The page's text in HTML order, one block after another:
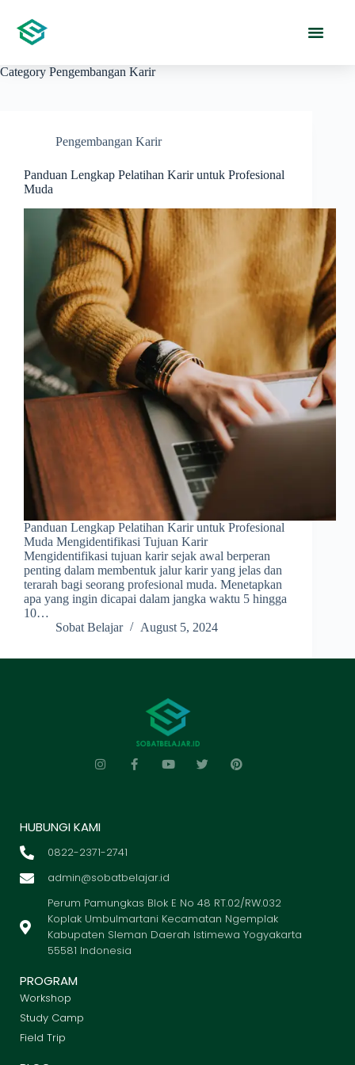
Category Pengembangan Karir
Pengembangan Karir
Panduan Lengkap Pelatihan Karir untuk Profesional
Muda
Panduan Lengkap Pelatihan Karir untuk Profesional
Muda Mengidentifikasi Tujuan Karir
Mengidentifikasi tujuan karir sejak awal berperan
penting dalam membentuk jalur karir yang jelas dan
terarah bagi seorang profesional muda. Menetapkan
apa yang ingin dicapai dalam jangka waktu 5 hingga
10…
Sobat Belajar
August 5, 2024
HUBUNGI KAMI
0822-2371-2741
admin@sobatbelajar.id
Perum Pamungkas Blok E No 48 RT.02/RW.032
Koplak Umbulmartani Kecamatan Ngemplak
Kabupaten Sleman Daerah Istimewa Yogyakarta
55581 Indonesia
PROGRAM
Workshop
Study Camp
Field Trip